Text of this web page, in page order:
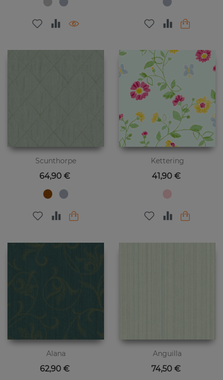
Scunthorpe
Preis
64,90 €
Kettering
Preis
41,90 €
Alana
Preis
62,90 €
Anguilla
Preis
74,50 €